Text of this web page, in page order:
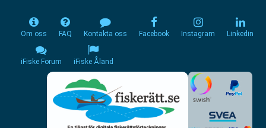
Om oss FAQ Kontakta oss Facebook Instagram Linkedin
iFiske Forum iFiske Åland